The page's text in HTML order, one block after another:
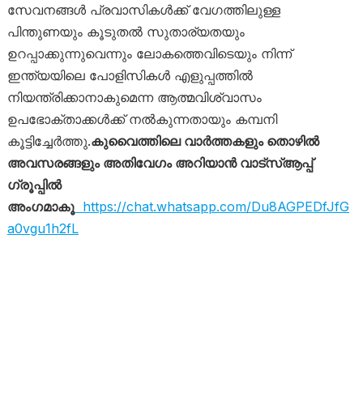
സേവനങ്ങൾ പ്രവാസികൾക്ക് വേഗത്തിലുള്ള
പിന്തുണയും കൂടുതൽ സുതാര്യതയും
ഉറപ്പാക്കുന്നുവെന്നും ലോകത്തെവിടെയും നിന്ന്
ഇന്ത്യയിലെ പോളിസികൾ എളുപ്പത്തിൽ
നിയന്ത്രിക്കാനാകുമെന്ന ആത്മവിശ്വാസം
ഉപഭോക്താക്കൾക്ക് നൽകുന്നതായും കമ്പനി
കൂട്ടിച്ചേർത്തു.കുവൈത്തിലെ വാർത്തകളും തൊഴിൽ
അവസരങ്ങളും അതിവേഗം അറിയാൻ വാട്സ്ആപ്പ്
ഗ്രൂപ്പിൽ
അംഗമാകൂhttps://chat.whatsapp.com/Du8AGPEDfJfG
a0vgu1h2fL